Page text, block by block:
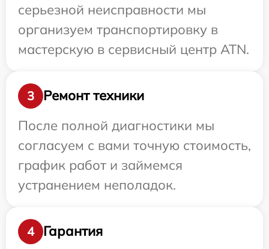
серьезной неисправности мы
организуем транспортировку в
мастерскую в сервисный центр ATN.
3
Ремонт техники
После полной диагностики мы
согласуем с вами точную стоимость,
график работ и займемся
устранением неполадок.
4 Гарантия